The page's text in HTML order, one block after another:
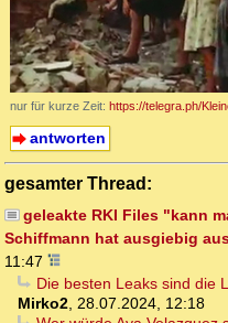
nur für kurze Zeit: https://telegra.ph/
antworten
gesamter Thread:
geleakte RKI Files "kann
Schiffmann hat ausgiebig
11:47
Die besten Leaks sind die
Mirko2, 28.07.2024, 12:18